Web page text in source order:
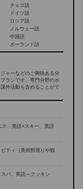
チェコ語
ドイツ語
ロシア語
ノルウェー語
中国語
ポーランド語
ャーなどのご興味ある分
ランです。専門分野のボ
外活動も含めることがで
ス、英語+スキー、英語
ティ（美術館巡りや観
パ、英語＋クッキン